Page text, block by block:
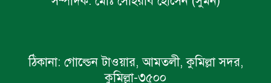
ঠিকানা: গোল্ডেন টাওয়ার, আমতলী, কুমিল্লা সদর,
কুমিল্লা-৩৫০০